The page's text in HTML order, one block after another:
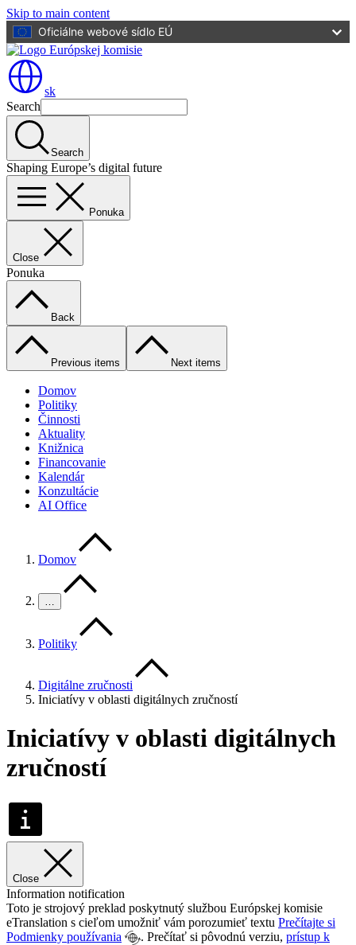
Skip to main content
Oficiálne webové sídlo EÚ
sk
Search
Search
Shaping Europe’s digital future
Ponuka
Close
Ponuka
Back
Previous items Next items
Domov
Politiky
Činnosti
Aktuality
Knižnica
Financovanie
Kalendár
Konzultácie
AI Office
Domov
…
Politiky
Digitálne zručnosti
Iniciatívy v oblasti digitálnych zručností
Iniciatívy v oblasti digitálnych
zručností
Close
Information notification
Toto je strojový preklad poskytnutý službou Európskej komisie
eTranslation s cieľom umožniť vám porozumieť textu Prečítajte si
Podmienky používania
. Prečítať si pôvodnú verziu, prístup k